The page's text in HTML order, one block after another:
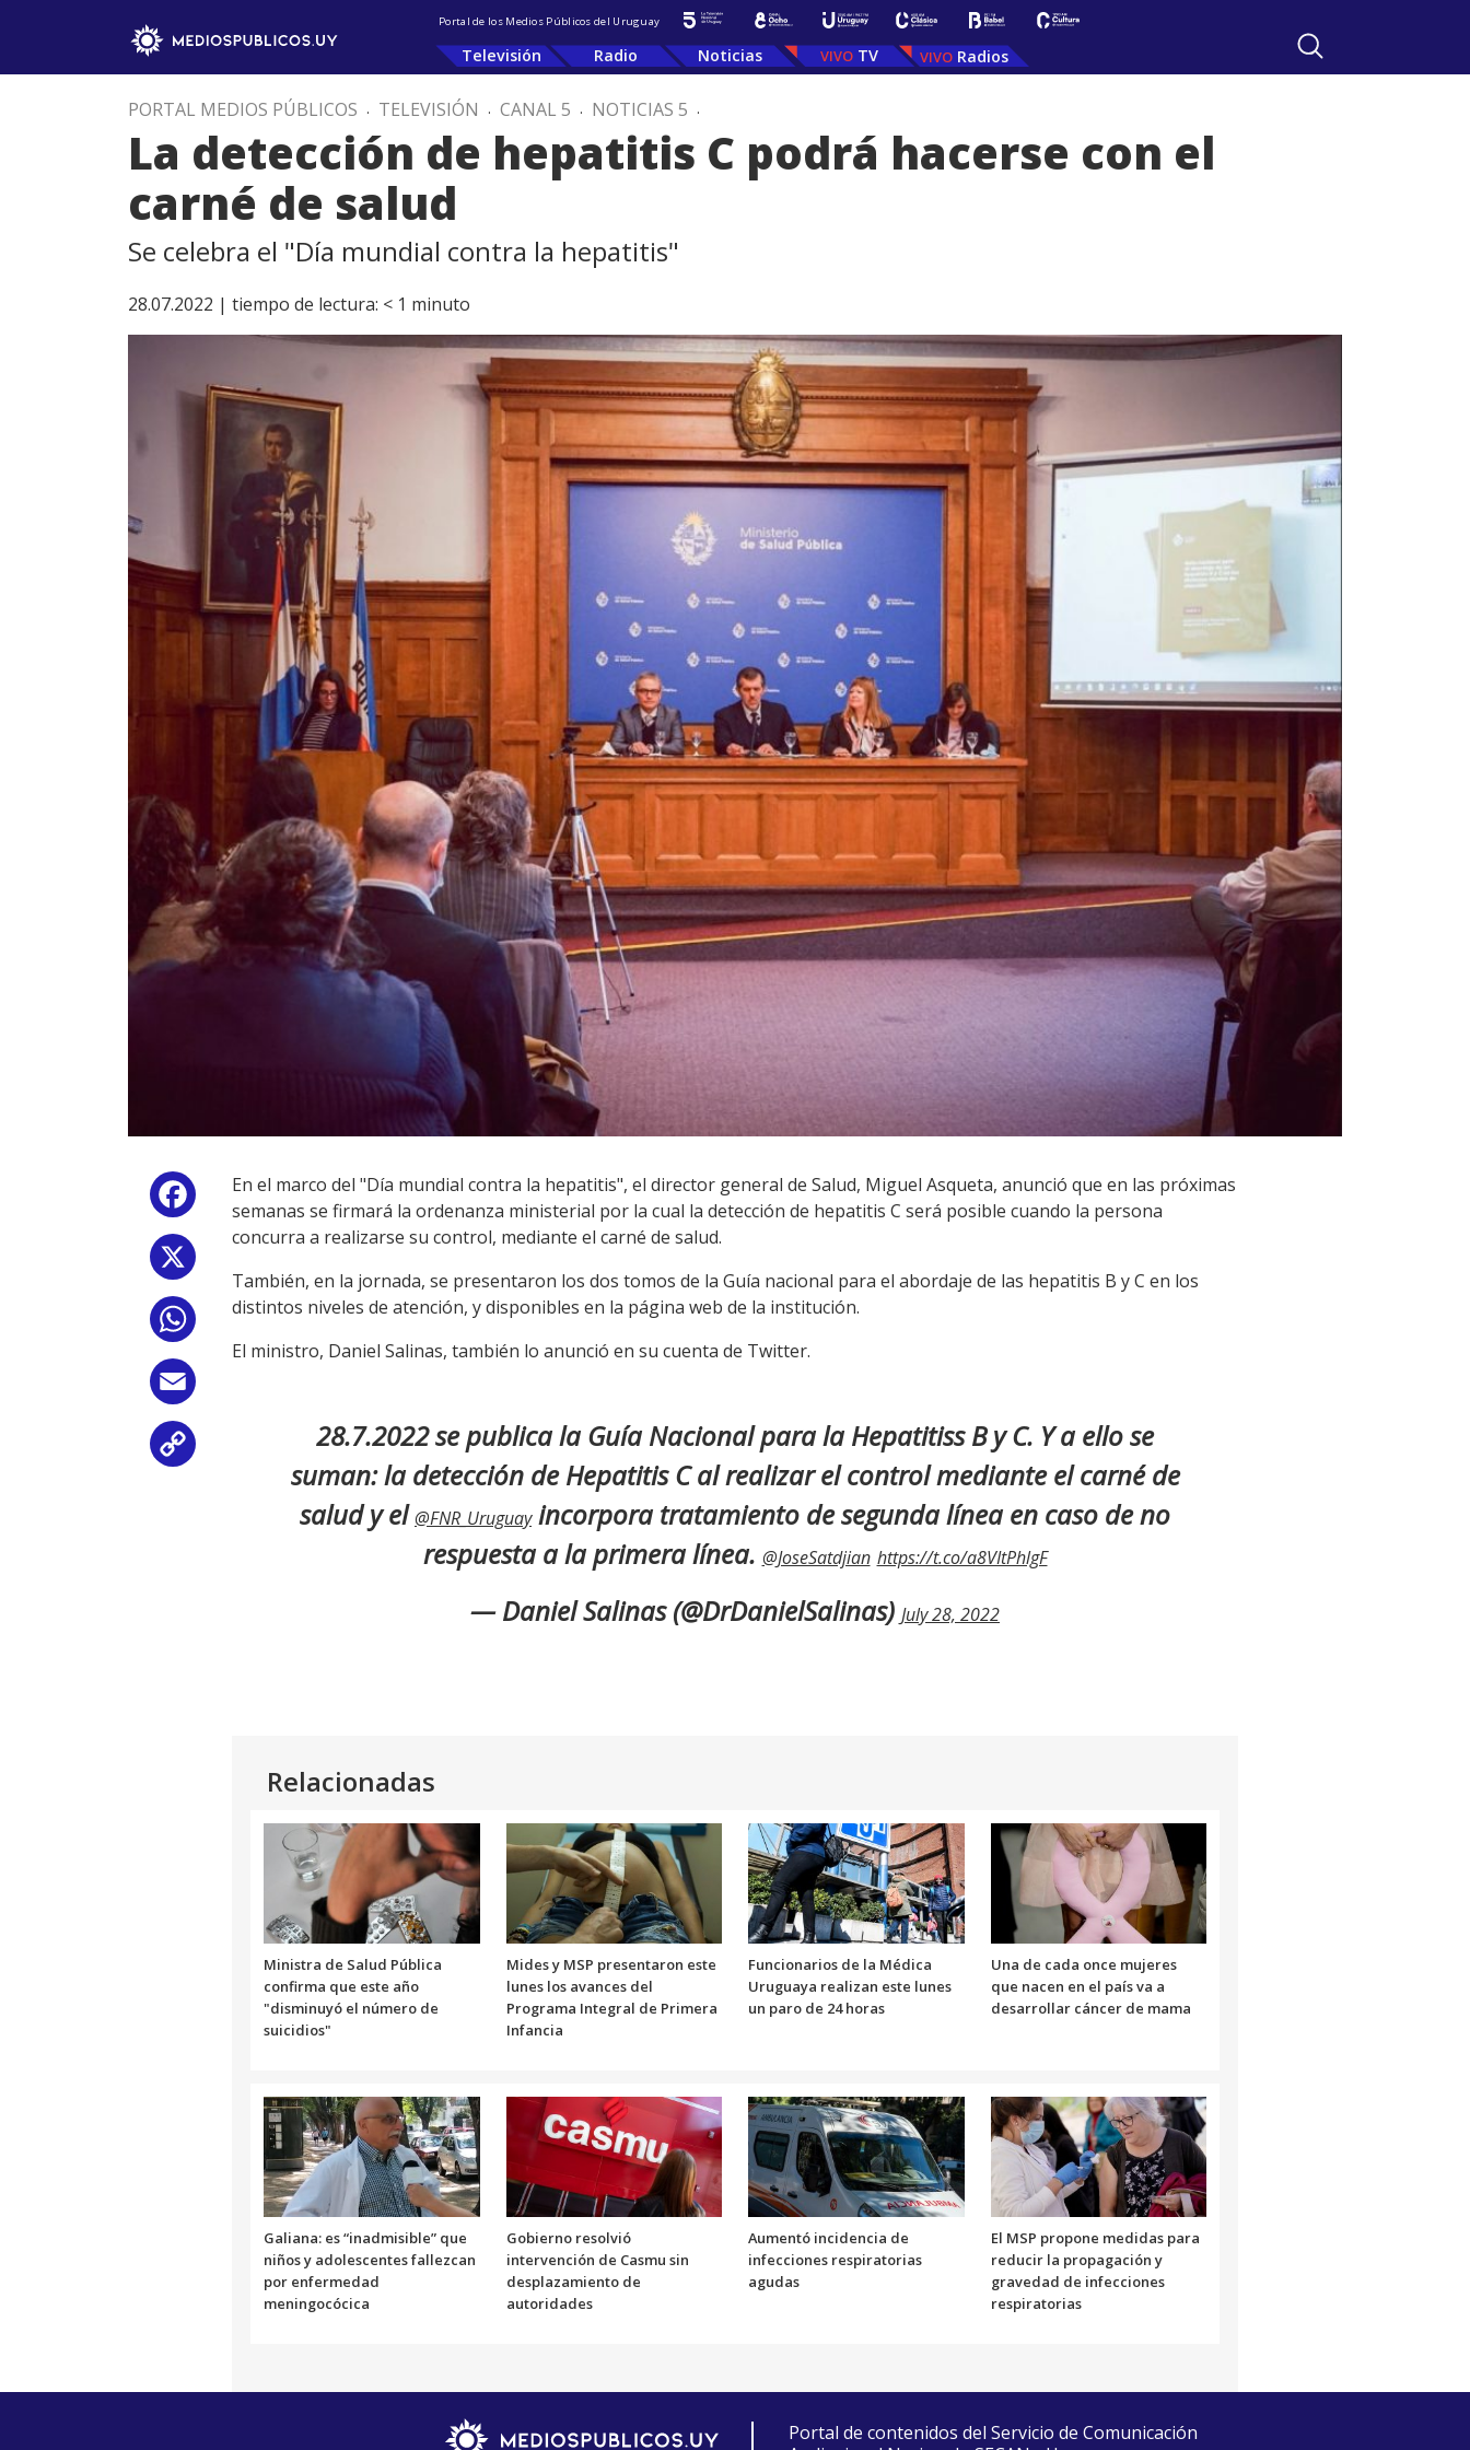
Portal de los Medios Públicos del Uruguay
Televisión Radio Noticias TV Radios
PORTAL MEDIOS PÚBLICOS . TELEVISIÓN . CANAL 5 . NOTICIAS 5 .
La detección de hepatitis C podrá hacerse con el
carné de salud
Se celebra el "Día mundial contra la hepatitis"
28.07.2022 | tiempo de lectura: < 1 minuto
Facebook
En el marco del "Día mundial contra la hepatitis", el director general de Salud, Miguel Asqueta, anunció que en las próximas
semanas se firmará la ordenanza ministerial por la cual la detección de hepatitis C será posible cuando la persona
concurra a realizarse su control, mediante el carné de salud.
También, en la jornada, se presentaron los dos tomos de la Guía nacional para el abordaje de las hepatitis B y C en los
distintos niveles de atención, y disponibles en la página web de la institución.
El ministro, Daniel Salinas, también lo anunció en su cuenta de Twitter.
28.7.2022 se publica la Guía Nacional para la Hepatitiss B y C. Y a ello se
suman: la detección de Hepatitis C al realizar el control mediante el carné de
salud y el@FNR_Uruguayincorpora tratamiento de segunda línea en caso de no
respuesta a la primera línea. @JoseSatdjian https://t.co/a8VItPhlgF
— Daniel Salinas (@DrDanielSalinas) July 28, 2022
Relacionadas
Ministra de Salud Pública
confirma que este año
"disminuyó el número de
suicidios"
Mides y MSP presentaron este
lunes los avances del
Programa Integral de Primera
Infancia
Funcionarios de la Médica
Uruguaya realizan este lunes
un paro de 24 horas
Una de cada once mujeres
que nacen en el país va a
desarrollar cáncer de mama
Galiana: es “inadmisible” que
niños y adolescentes fallezcan
por enfermedad
meningocócica
Gobierno resolvió
intervención de Casmu sin
desplazamiento de
autoridades
Aumentó incidencia de
infecciones respiratorias
agudas
El MSP propone medidas para
reducir la propagación y
gravedad de infecciones
respiratorias
Portal de contenidos del Servicio de Comunicación